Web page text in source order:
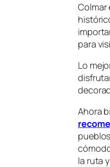
Colmar
para
Lo
Ahora
la ruta